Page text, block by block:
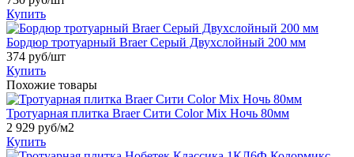
Купить
Бордюр тротуарный Braer Серый Двухслойный 200 мм
374 руб/шт
Купить
Похожие товары
Тротуарная плитка Braer Сити Color Mix Ночь 80мм
2 929 руб/м2
Купить